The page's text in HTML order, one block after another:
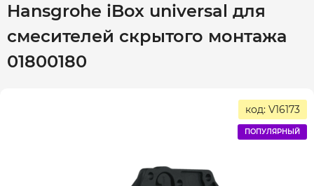
Hansgrohe iBox universal для
смесителей скрытого монтажа
01800180
код: V16173
ПОПУЛЯРНЫЙ